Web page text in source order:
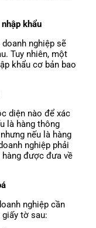
khẩu
nghiệp sẽ
Tuy nhiên, một
khẩu cơ bản bao
diện nào để xác
là hàng thông
nếu là hàng
nghiệp phải
được đưa về
nghiệp cần
tờ sau: